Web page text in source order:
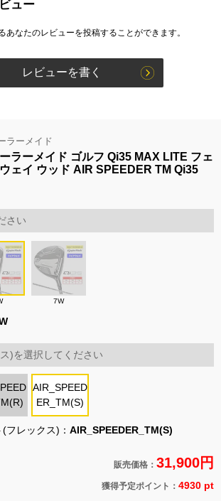
ュー
あなたのレビューを投稿することができます。
ラーメイド
ラーメイド ゴルフ Qi35 MAX LITE フェ
ェイ ウッド AIR SPEEDER TM Qi35
さい
7W
)を選択してください
AIR_SPEED
ER_TM(S)
フレックス)： AIR_SPEEDER_TM(S)
販売価格： 31,900円
獲得予定ポイント： 4930 pt